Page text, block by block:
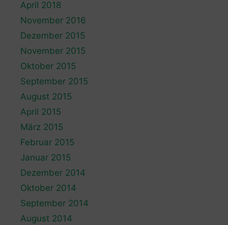
April 2018
November 2016
Dezember 2015
November 2015
Oktober 2015
September 2015
August 2015
April 2015
März 2015
Februar 2015
Januar 2015
Dezember 2014
Oktober 2014
September 2014
August 2014